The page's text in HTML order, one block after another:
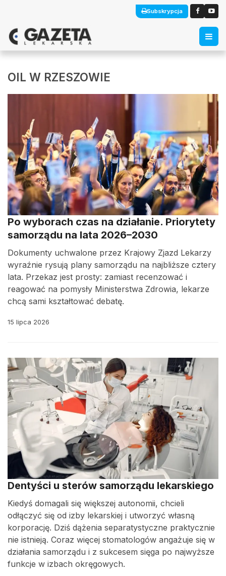
Subskrypcja
OIL W RZESZOWIE
Po wyborach czas na działanie. Priorytety
samorządu na lata 2026–2030
Dokumenty uchwalone przez Krajowy Zjazd Lekarzy
wyraźnie rysują plany samorządu na najbliższe cztery
lata. Przekaz jest prosty: zamiast recenzować i
reagować na pomysły Ministerstwa Zdrowia, lekarze
chcą sami kształtować debatę.
15 lipca 2026
Dentyści u sterów samorządu lekarskiego
Kiedyś domagali się większej autonomii, chcieli
odłączyć się od izby lekarskiej i utworzyć własną
korporację. Dziś dążenia separatystyczne praktycznie
nie istnieją. Coraz więcej stomatologów angażuje się w
działania samorządu i z sukcesem sięga po najwyższe
funkcje w izbach okręgowych.